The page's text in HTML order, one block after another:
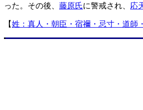
った。その後、 藤原氏に警戒され、 応
【姓：真人・朝臣・宿禰・忌寸・道師